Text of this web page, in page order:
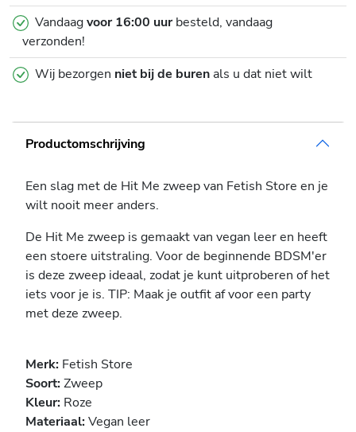
Vandaagvoor 16:00 uurbesteld, vandaag
verzonden!
Wij bezorgen niet bij de burenals u dat niet wilt
Productomschrijving
Een slag met de Hit Me zweep van Fetish Store en je
wilt nooit meer anders.
De Hit Me zweep is gemaakt van vegan leer en heeft
een stoere uitstraling. Voor de beginnende BDSM'er
is deze zweep ideaal, zodat je kunt uitproberen of het
iets voor je is. TIP: Maak je outfit af voor een party
met deze zweep.
Merk: Fetish Store
Soort:Zweep
Kleur: Roze
Materiaal:Vegan leer